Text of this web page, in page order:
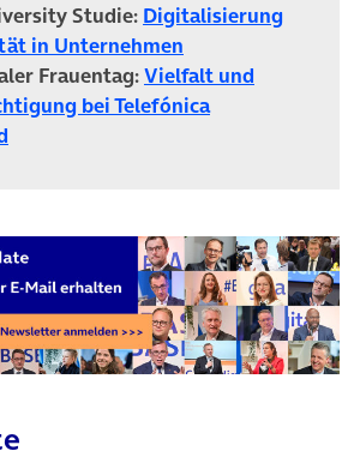
Studie: Digitalisierung
in Unternehmen
Frauentag:Vielfalt und
bei Telefónica